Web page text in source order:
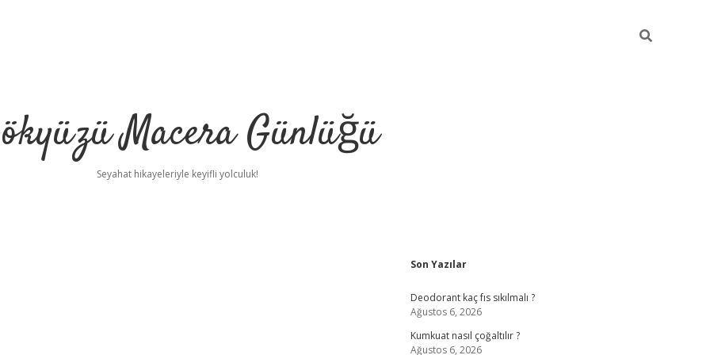
Macera Günlüğü
Seyahat hikayeleriyle keyifli yolculuk!
Sidebar
Son Yazılar
Deodorant kaç fıs sıkılmalı ?
Ağustos 6, 2026
Kumkuat nasıl çoğaltılır ?
Ağustos 6, 2026